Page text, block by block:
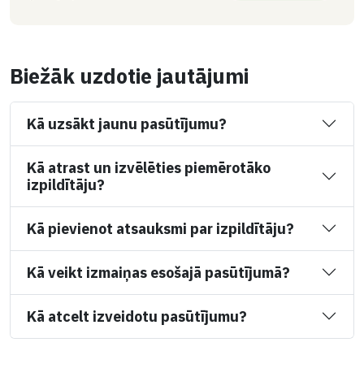
Biežāk uzdotie jautājumi
Kā uzsākt jaunu pasūtījumu?
Kā atrast un izvēlēties piemērotāko
izpildītāju?
Kā pievienot atsauksmi par izpildītāju?
Kā veikt izmaiņas esošajā pasūtījumā?
Kā atcelt izveidotu pasūtījumu?